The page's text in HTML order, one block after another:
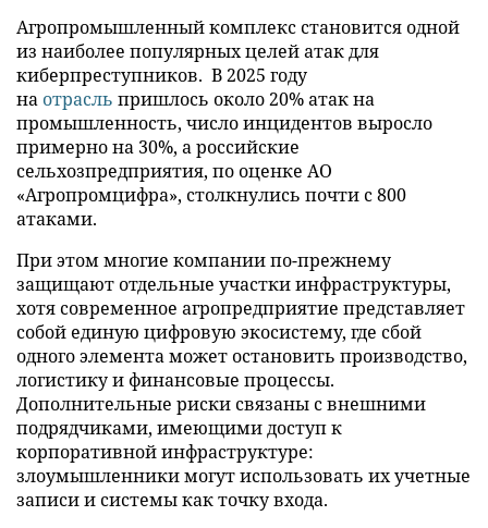
Агропромышленный комплекс становится одной
из наиболее популярных целей атак для
киберпреступников. В 2025 году
на отрасль пришлось около 20% атак на
промышленность, число инцидентов выросло
примерно на 30%, а российские
сельхозпредприятия, по оценке АО
«Агропромцифра», столкнулись почти с 800
атаками.
При этом многие компании по-прежнему
защищают отдельные участки инфраструктуры,
хотя современное агропредприятие представляет
собой единую цифровую экосистему, где сбой
одного элемента может остановить производство,
логистику и финансовые процессы.
Дополнительные риски связаны с внешними
подрядчиками, имеющими доступ к
корпоративной инфраструктуре:
злоумышленники могут использовать их учетные
записи и системы как точку входа.